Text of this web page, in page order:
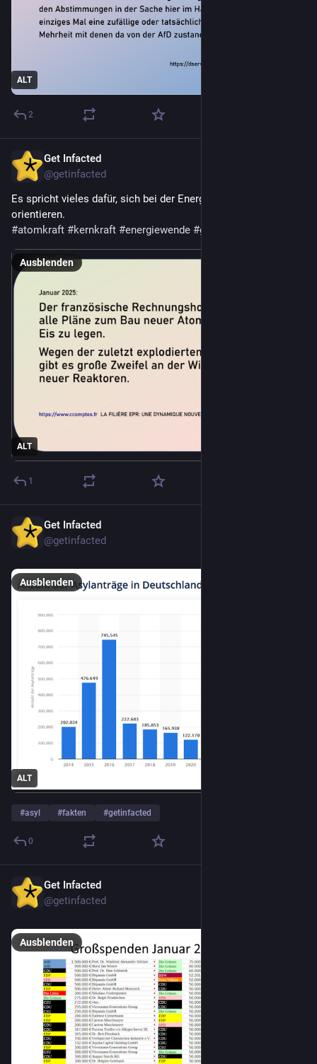
ALT
2
Get Infacted
@getinfacted
Es spricht vieles dafür, sich bei der Energiepolitik an Fakten zu
orientieren.
#atomkraft #kernkraft #energiewende #getinfacted
ALT
Ausblenden
1
Get Infacted
@getinfacted
ALT
Ausblenden
#asyl #fakten #getinfacted
0
Get Infacted
@getinfacted
Ausblenden